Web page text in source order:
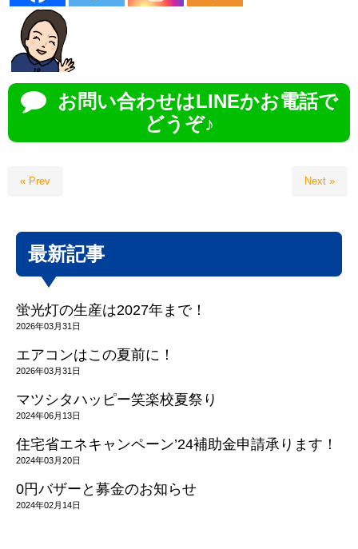
お問い合わせはLINEかお電話で
どうぞ♪
« Prev Next »
最新記事
蛍光灯の生産は2027年まで！
2026年03月31日
エアコンはこの夏前に！
2026年03月31日
マツシタハッピー笑楽校夏祭り
2024年06月13日
住宅省エネキャンペーン’24補助金申請承ります！
2024年03月20日
0円バザーと募金のお知らせ
2024年02月14日